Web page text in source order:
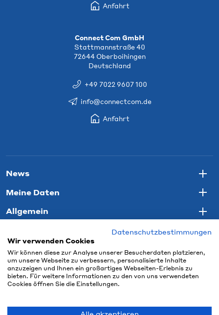
Anfahrt
Connect Com GmbH
Stattmannstraße 40
72644 Oberboihingen
Deutschland
+49 7022 9607 100
info@connectcom.de
Anfahrt
News
Meine Daten
Allgemein
Datenschutzbestimmungen
Wir verwenden Cookies
Wir können diese zur Analyse unserer Besucherdaten platzieren,
um unsere Webseite zu verbessern, personalisierte Inhalte
anzuzeigen und Ihnen ein großartiges Webseiten-Erlebnis zu
bieten. Für weitere Informationen zu den von uns verwendeten
Cookies öffnen Sie die Einstellungen.